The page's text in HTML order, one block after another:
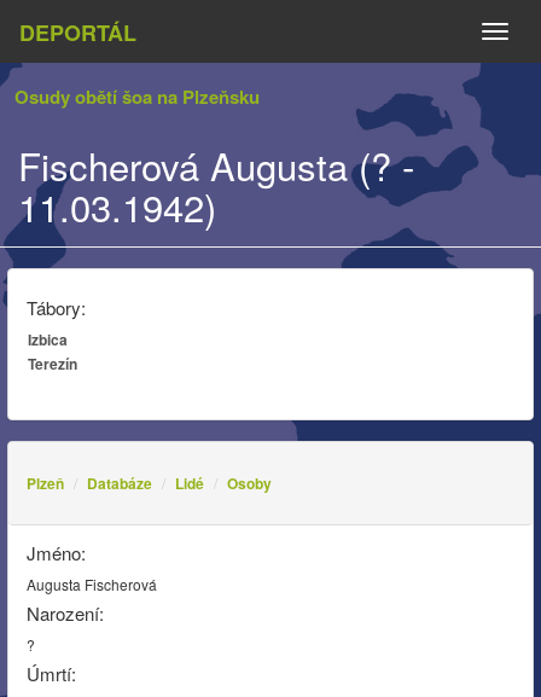
DEPORTÁL
Osudy obětí šoa na Plzeňsku
Fischerová Augusta (? -
11.03.1942)
Tábory:
Izbica
Terezín
Plzeň Databáze Lidé Osoby
Jméno:
Augusta Fischerová
Narození:
?
Úmrtí: